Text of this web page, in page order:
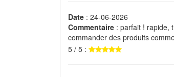
Date : 24-06-2026
Commentaire : parfait ! rapide,
commander des produits
5 / 5 :